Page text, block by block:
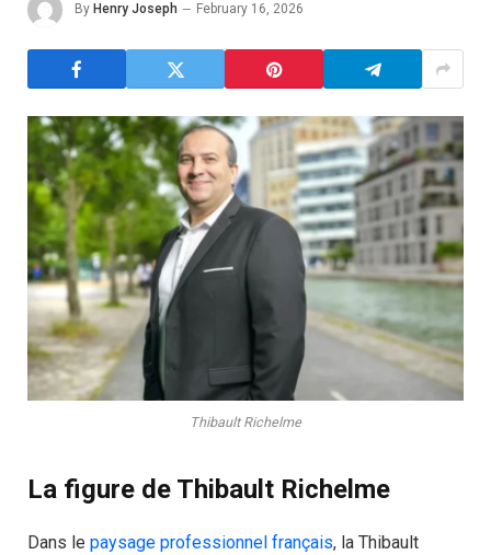
By Henry Joseph February 16, 2026
Thibault Richelme
La figure de Thibault Richelme
Dans le paysage professionnel français, la Thibault